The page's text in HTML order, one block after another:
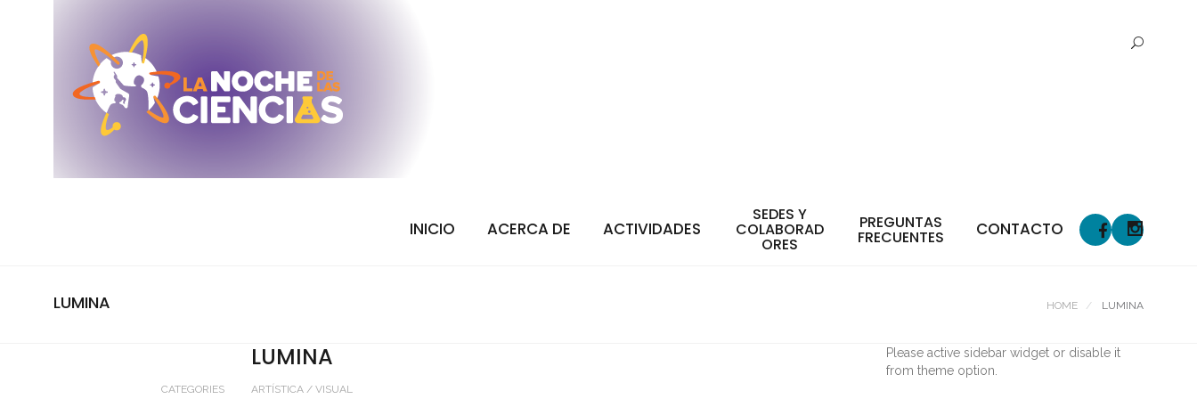
INICIO ACERCA DE ACTIVIDADES
SEDES Y
COLABORAD
ORES
PREGUNTAS
FRECUENTES CONTACTO
LUMINA HOME LUMINA
LUMINA
CATEGORIES ARTÍSTICA / VISUAL
Please active sidebar widget or disable it
from theme option.